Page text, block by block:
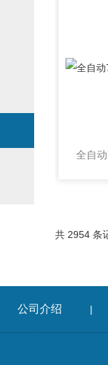
共 2954 条
公司介绍 |